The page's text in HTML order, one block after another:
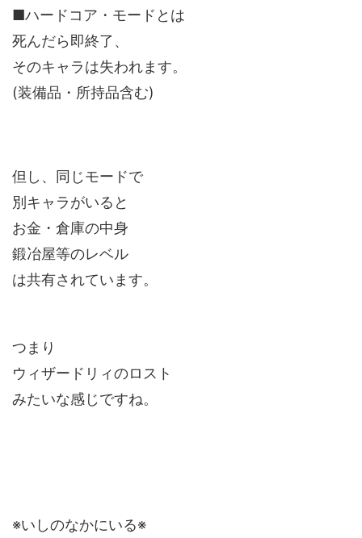
■ハードコア・モードとは
死んだら即終了、
そのキャラは失われます。
(装備品・所持品含む)
但し、同じモードで
別キャラがいると
お金・倉庫の中身
鍛冶屋等のレベル
は共有されています。
つまり
ウィザードリィのロスト
みたいな感じですね。
※いしのなかにいる※